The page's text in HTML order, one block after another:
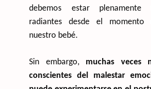
debemos estar
radiantes desde el momento
nuestro bebé.
Sin embargo, muchas veces
conscientes del malestar